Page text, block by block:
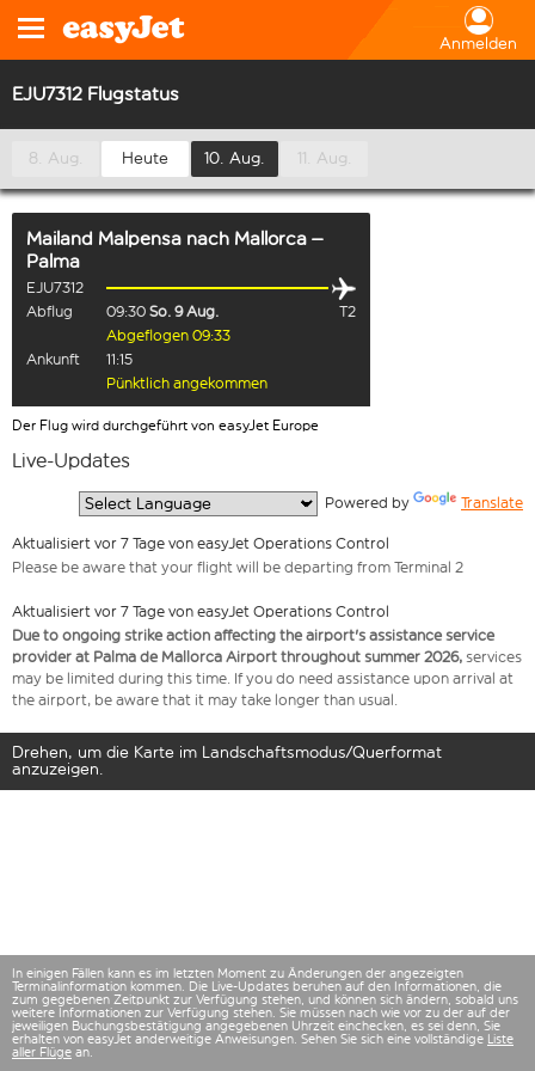
Anmelden
EJU7312 Flugstatus
8. Aug. Heute 10. Aug. 11. Aug.
Mailand Malpensa nach Mallorca –
Palma
EJU7312
Abflug
09:30 So. 9 Aug.
T2
Abgeflogen 09:33
Ankunft
11:15
Pünktlich angekommen
Der Flug wird durchgeführt von easyJet Europe
Live-Updates
Powered by Translate
Aktualisiert vor 7 Tage von easyJet Operations Control
Please be aware that your flight will be departing from Terminal 2
Aktualisiert vor 7 Tage von easyJet Operations Control
Due to ongoing strike action affecting the airport's assistance service
provider at Palma de Mallorca Airport throughout summer 2026, services
may be limited during this time. If you do need assistance upon arrival at
the airport, be aware that it may take longer than usual.
Drehen, um die Karte im Landschaftsmodus/Querformat
anzuzeigen.
In einigen Fällen kann es im letzten Moment zu Änderungen der angezeigten
Terminalinformation kommen. Die Live-Updates beruhen auf den Informationen, die
zum gegebenen Zeitpunkt zur Verfügung stehen, und können sich ändern, sobald uns
weitere Informationen zur Verfügung stehen. Sie müssen nach wie vor zu der auf der
jeweiligen Buchungsbestätigung angegebenen Uhrzeit einchecken, es sei denn, Sie
erhalten von easyJet anderweitige Anweisungen. Sehen Sie sich eine vollständige Liste
aller Flüge an.